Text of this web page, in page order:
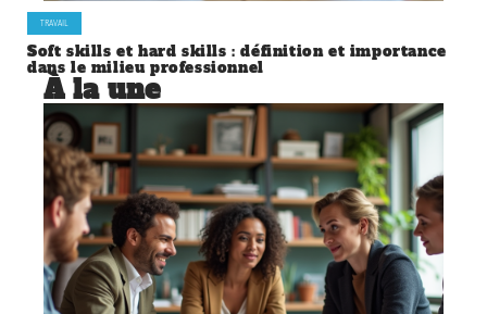
TRAVAIL
Soft skills et hard skills : définition et importance
dans le milieu professionnel
À la une